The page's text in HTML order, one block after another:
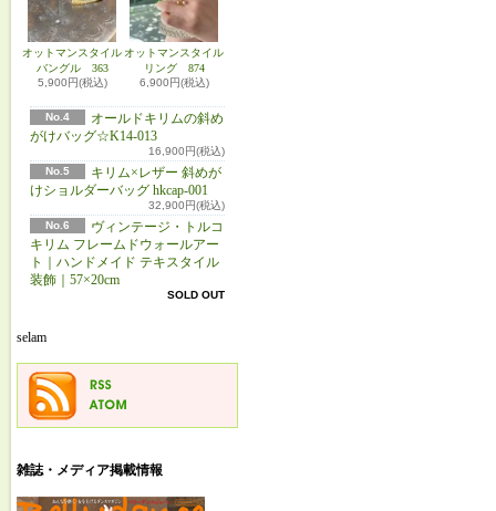
オットマンスタイル
バングル 363
5,900円(税込)
オットマンスタイル
リング 874
6,900円(税込)
No.4
オールドキリムの斜め
がけバッグ☆K14-013
16,900円(税込)
No.5
キリム×レザー 斜めが
けショルダーバッグ hkcap-001
32,900円(税込)
No.6
ヴィンテージ・トルコ
キリム フレームドウォールアー
ト｜ハンドメイド テキスタイル
装飾｜57×20cm
SOLD OUT
selam
雑誌・メディア掲載情報